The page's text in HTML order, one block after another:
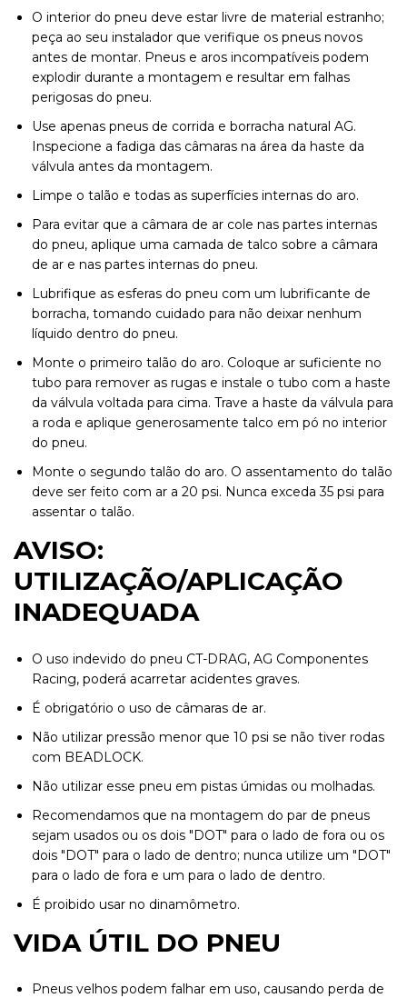
O interior do pneu deve estar livre de material estranho;
peça ao seu instalador que verifique os pneus novos
antes de montar. Pneus e aros incompatíveis podem
explodir durante a montagem e resultar em falhas
perigosas do pneu.
Use apenas pneus de corrida e borracha natural AG.
Inspecione a fadiga das câmaras na área da haste da
válvula antes da montagem.
Limpe o talão e todas as superfícies internas do aro.
Para evitar que a câmara de ar cole nas partes internas
do pneu, aplique uma camada de talco sobre a câmara
de ar e nas partes internas do pneu.
Lubrifique as esferas do pneu com um lubrificante de
borracha, tomando cuidado para não deixar nenhum
líquido dentro do pneu.
Monte o primeiro talão do aro. Coloque ar suficiente no
tubo para remover as rugas e instale o tubo com a haste
da válvula voltada para cima. Trave a haste da válvula para
a roda e aplique generosamente talco em pó no interior
do pneu.
Monte o segundo talão do aro. O assentamento do talão
deve ser feito com ar a 20 psi. Nunca exceda 35 psi para
assentar o talão.
AVISO:
UTILIZAÇÃO/APLICAÇÃO
INADEQUADA
O uso indevido do pneu CT-DRAG, AG Componentes
Racing, poderá acarretar acidentes graves.
É obrigatório o uso de câmaras de ar.
Não utilizar pressão menor que 10 psi se não tiver rodas
com BEADLOCK.
Não utilizar esse pneu em pistas úmidas ou molhadas.
Recomendamos que na montagem do par de pneus
sejam usados ou os dois "DOT" para o lado de fora ou os
dois "DOT" para o lado de dentro; nunca utilize um "DOT"
para o lado de fora e um para o lado de dentro.
É proibido usar no dinamômetro.
VIDA ÚTIL DO PNEU
Pneus velhos podem falhar em uso, causando perda de